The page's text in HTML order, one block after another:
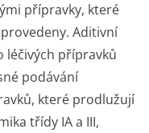
přípravky, které
Aditivní
léčivých přípravků
podávání
které prodlužují
třídy IA a III,